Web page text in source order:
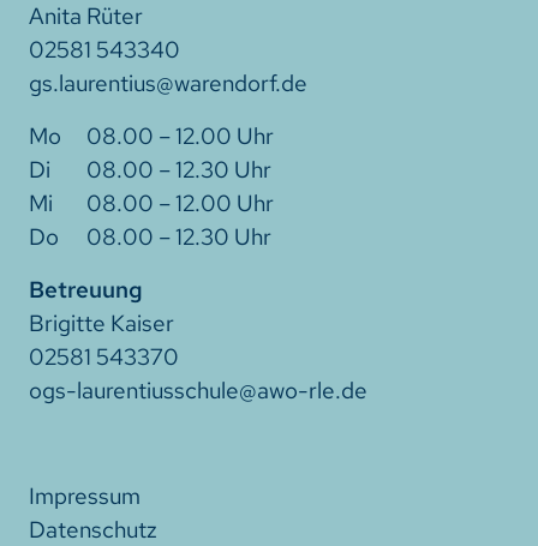
Anita Rüter
02581 543340
gs.laurentius@warendorf.de
08.00 – 12.00 Uhr
08.00 – 12.30 Uhr
08.00 – 12.00 Uhr
08.00 – 12.30 Uhr
Betreuung
Brigitte Kaiser
02581 543370
ogs-laurentiusschule@awo-rle.de
Impressum
Datenschutz